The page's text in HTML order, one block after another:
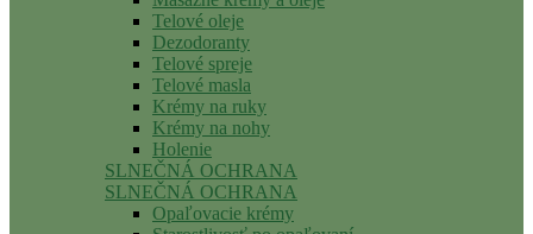
Telové oleje
Dezodoranty
Telové spreje
Telové masla
Krémy na ruky
Krémy na nohy
Holenie
SLNEČNÁ OCHRANA
SLNEČNÁ OCHRANA
Opaľovacie krémy